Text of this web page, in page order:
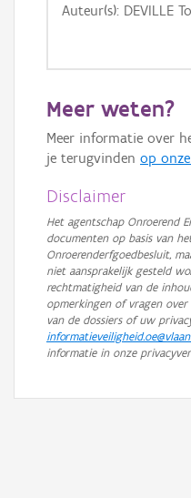
OSM-Basiskaart
GRB-Basiskaart
GRB-Basiskaart
Auteur(s): DEVILLE
Meer weten?
Meer informatie over
je terugvinden op
Disclaimer
Het agentschap Onroerend
documenten op basis van
Onroerenderfgoedbesluit,
niet aansprakelijk gesteld
rechtmatigheid van de
opmerkingen of vragen
van de dossiers of uw
informatie in onze